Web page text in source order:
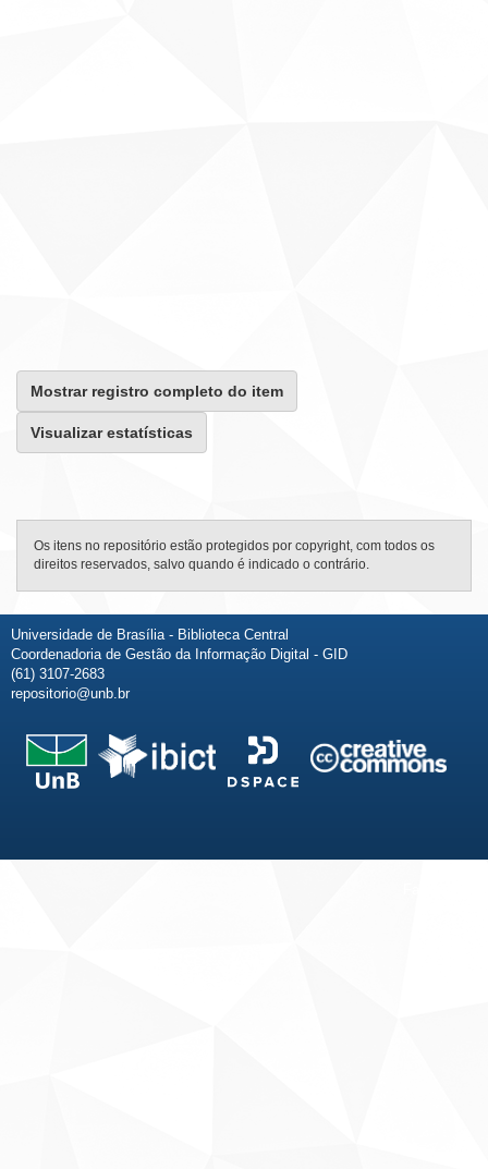
Mostrar registro completo do item
Visualizar estatísticas
Os itens no repositório estão protegidos por copyright, com todos os
direitos reservados, salvo quando é indicado o contrário.
Universidade de Brasília - Biblioteca Central
Coordenadoria de Gestão da Informação Digital - GID
(61) 3107-2683
repositorio@unb.br